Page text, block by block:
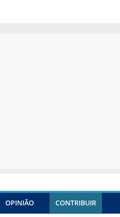
OPINIÃO CONTRIBUIR